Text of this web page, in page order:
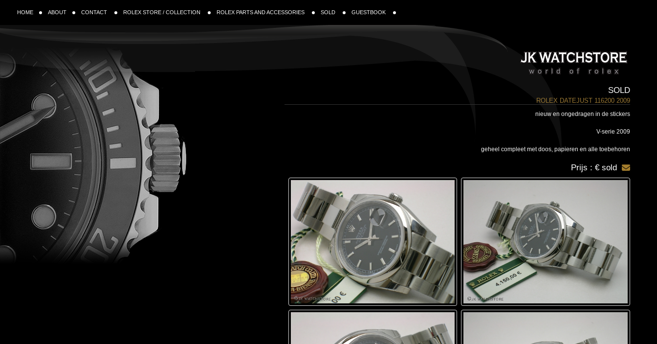
HOME ABOUT CONTACT ROLEX STORE / COLLECTION ROLEX PARTS AND ACCESSORIES SOLD GUESTBOOK
SOLD
ROLEX DATEJUST 116200 2009
nieuw en ongedragen in de stickers
V-serie 2009
geheel compleet met doos, papieren en alle toebehoren
Prijs : € sold